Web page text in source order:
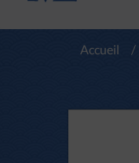
Accueil /